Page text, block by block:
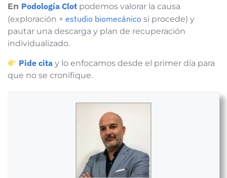
En Podología Clot podemos valorar la causa
(exploración + estudio biomecánico si procede) y
pautar una descarga y plan de recuperación
individualizado.
Pide cita y lo enfocamos desde el primer día para
que no se cronifique.